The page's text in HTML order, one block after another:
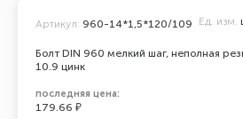
Болт DIN 960 мелкий шаг, неполная
10.9 цинк
Артикул: 960-14*1,5*120/109 Ед. изм.
последняя цена:
179.66 ₽